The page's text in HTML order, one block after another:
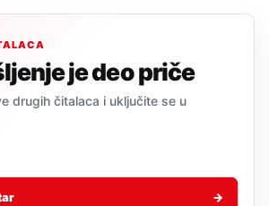
je deo priče
drugih čitalaca i uključite se u
→